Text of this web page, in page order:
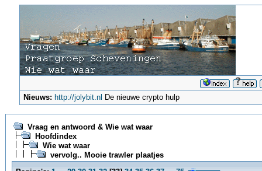
Nieuws: http://jolybit.nl De nieuwe crypto hulp
Vraag en antwoord & Wie wat waar
Hoofdindex
Wie wat waar
vervolg.. Mooie trawler plaatjes